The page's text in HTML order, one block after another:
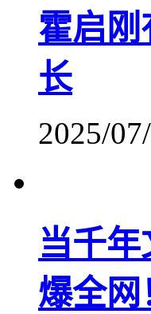
霍启
长
2025/
当千
爆全网